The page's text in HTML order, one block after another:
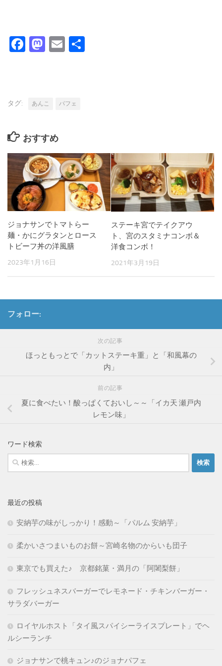
Facebook
Mastodon
Email
タグ: あんこ パフェ
おすすめ
ジョナサンでトマトらー
麺・かにグラタンとロース
トビーフ丼の洋風膳
2023年1月16日
ステーキ宮でテイクアウ
ト、宮のスタミナコンボ＆
洋食コンボ！
2021年3月19日
フォロー:
次の記事
ほっともっとで「カットステーキ重」と「和風幕の
内」
前の記事
夏に食べたい！酸っぱくておいし～～「イカ天 瀬戸内
レモン味」
ワード検索
検
索:
最近の投稿
安納芋の味がしっかり！感動～「パルム 安納芋」
柔かいさつまいものお餅～宮崎名物のからいも団子
東京でも買えた♪ 京都銘菓・満月の「阿闍梨餅」
フレッシュネスバーガーでレモネード・チキンバーガー・
サラダバーガー
ロイヤルホスト「タイ風スパイシーライスプレート」でヘ
ルシーランチ
ジョナサンで桃キュン♪のジョナパフェ